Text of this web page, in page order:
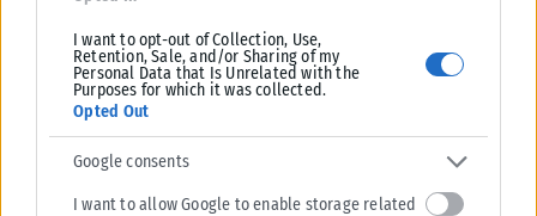
I want to opt-out of Collection, Use,
Retention, Sale, and/or Sharing of my
Personal Data that Is Unrelated with the
Purposes for which it was collected.
Opted Out
Google consents
I want to allow Google to enable storage related
ΠΕΡΙΒΆΛΛΟΝ
Ανακύκλωση: Τα 10 λάθη που πρέπει να αποφεύγετε
Η ανακύκλωση αποτελεί έναν από τους πιο απλούς τρόπους με τους